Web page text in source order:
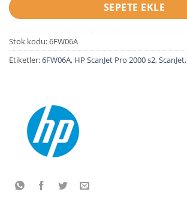
SEPETE EKLE
Stok kodu:6FW06A
Etiketler:6FW06A, HP ScanJet Pro 2000 s2,ScanJet,